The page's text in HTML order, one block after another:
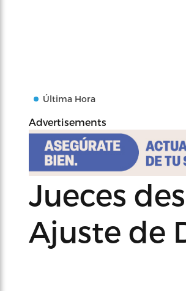
Última Hora
Advertisements
Jueces
Ajuste de